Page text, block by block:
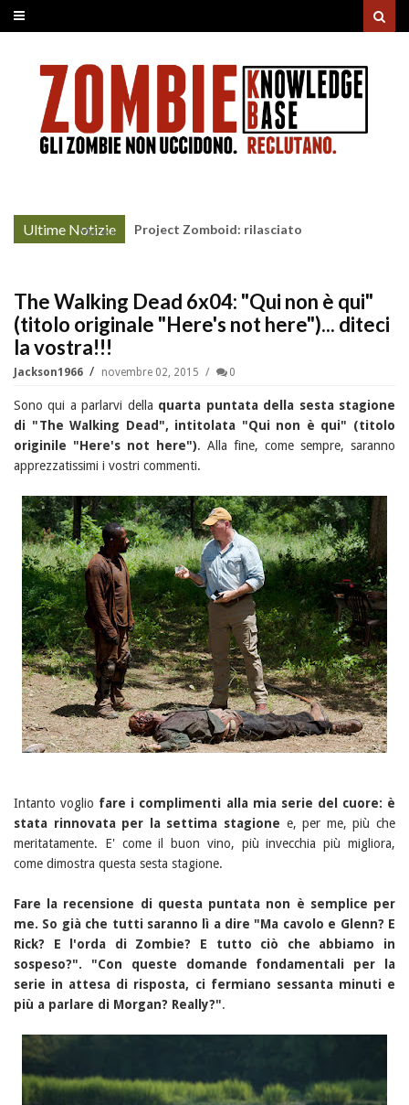
Ultime Notizie
More »
Project Zomboid: rilasciato
The Walking Dead 6x04: "Qui non è qui"
(titolo originale "Here's not here")... diteci
la vostra!!!
Jackson1966 novembre 02, 2015 0
Sono qui a parlarvi della quarta puntata della sesta stagione
di "The Walking Dead", intitolata "Qui non è qui" (titolo
originile "Here's not here"). Alla fine, come sempre, saranno
apprezzatissimi i vostri commenti.
Intanto voglio fare i complimenti alla mia serie del cuore: è
stata rinnovata per la settima stagione e, per me, più che
meritatamente. E' come il buon vino, più invecchia più migliora,
come dimostra questa sesta stagione.
Fare la recensione di questa puntata non è semplice per
me. So già che tutti saranno lì a dire "Ma cavolo e Glenn? E
Rick? E l'orda di Zombie? E tutto ciò che abbiamo in
sospeso?". "Con queste domande fondamentali per la
serie in attesa di risposta, ci fermiano sessanta minuti e
più a parlare di Morgan? Really?".